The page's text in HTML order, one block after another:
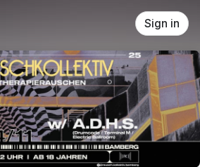
Sign in